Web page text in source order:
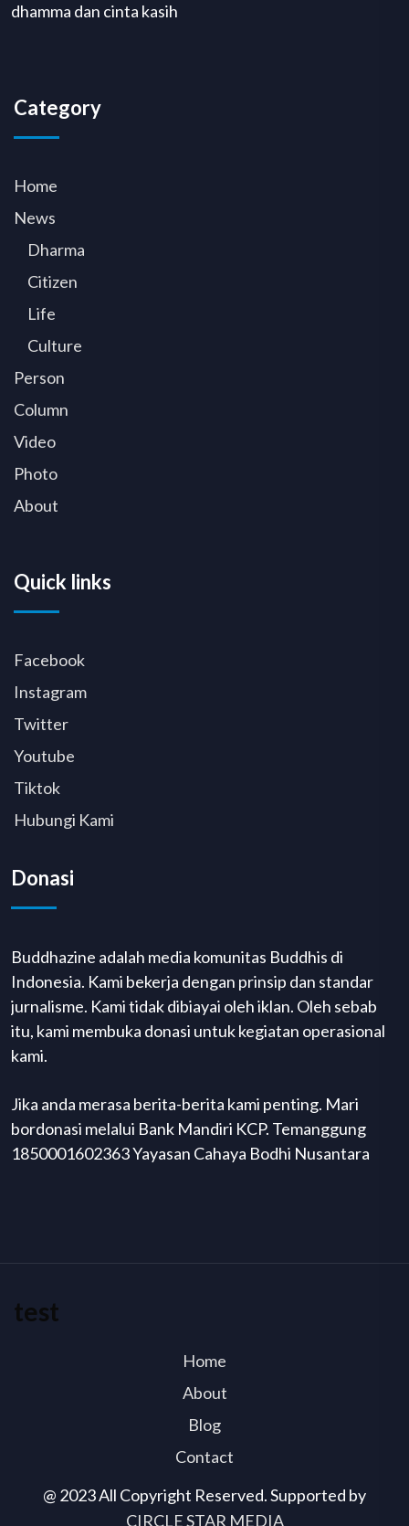
dhamma dan cinta kasih
Category
Home
News
Dharma
Citizen
Life
Culture
Person
Column
Video
Photo
About
Quick links
Facebook
Instagram
Twitter
Youtube
Tiktok
Hubungi Kami
Donasi
Buddhazine adalah media komunitas Buddhis di
Indonesia. Kami bekerja dengan prinsip dan standar
jurnalisme. Kami tidak dibiayai oleh iklan. Oleh sebab
itu, kami membuka donasi untuk kegiatan operasional
kami.
Jika anda merasa berita-berita kami penting. Mari
bordonasi melalui Bank Mandiri KCP. Temanggung
1850001602363 Yayasan Cahaya Bodhi Nusantara
@ 2023 All Copyright Reserved. Supported by
CIRCLE STAR MEDIA
test
Home
About
Blog
Contact